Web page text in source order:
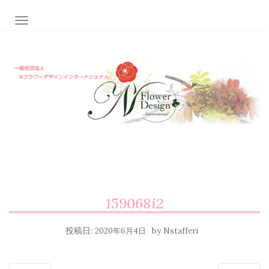
ナビゲーション切り替え
159068i2
投稿日: 2020年6月4日 by Nstafferi